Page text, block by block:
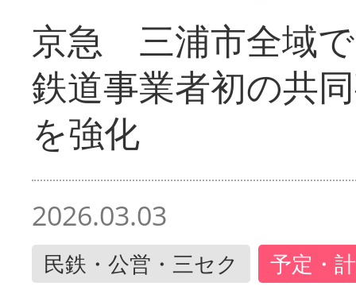
京急 三浦市全域
鉄道事業者初の共
を強化
2026.03.03
民鉄・公営・三セク 予定・